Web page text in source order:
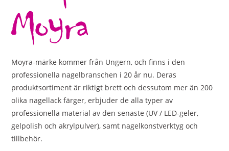
Moyra-märke kommer från Ungern, och finns i den
professionella nagelbranschen i 20 år nu. Deras
produktsortiment är riktigt brett och dessutom mer än 200
olika nagellack färger, erbjuder de alla typer av
professionella material av den senaste (UV / LED-geler,
gelpolish och akrylpulver), samt nagelkonstverktyg och
tillbehör.